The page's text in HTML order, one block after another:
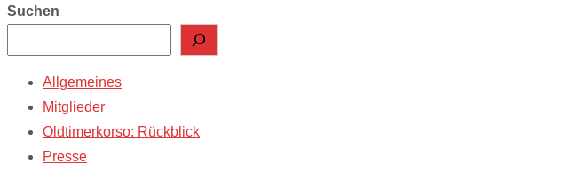
Suchen
Allgemeines
Mitglieder
Oldtimerkorso: Rückblick
Presse